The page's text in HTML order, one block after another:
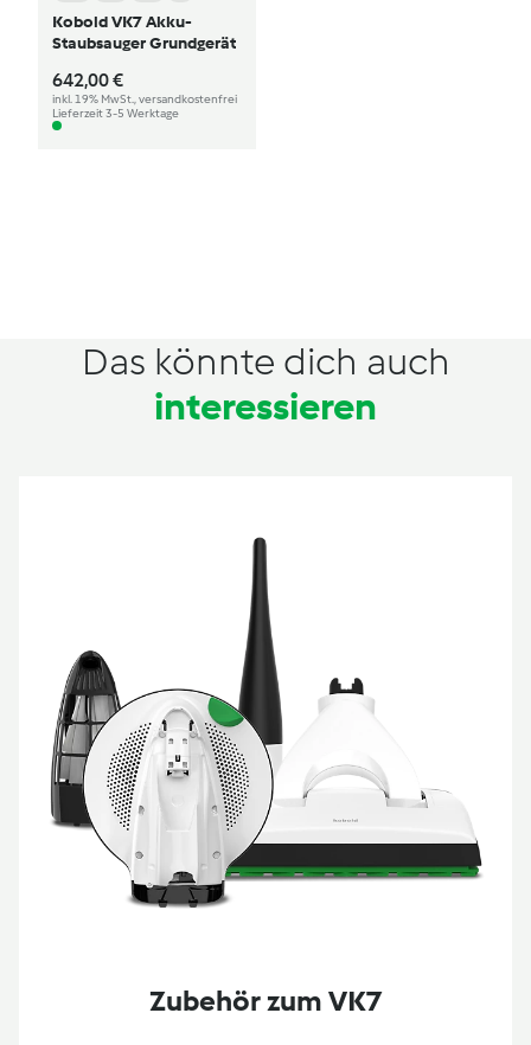
Kobold VK7 Akku-
Staubsauger Grundgerät
642,00 €
inkl. 19% MwSt., versandkostenfrei
Lieferzeit 3-5 Werktage
Das könnte dich auch
interessieren
Zubehör zum VK7